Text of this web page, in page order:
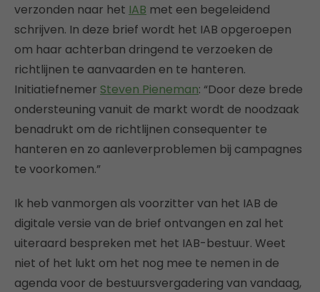
verzonden naar het IAB met een begeleidend
schrijven. In deze brief wordt het IAB opgeroepen
om haar achterban dringend te verzoeken de
richtlijnen te aanvaarden en te hanteren.
Initiatiefnemer Steven Pieneman: “Door deze brede
ondersteuning vanuit de markt wordt de noodzaak
benadrukt om de richtlijnen consequenter te
hanteren en zo aanleverproblemen bij campagnes
te voorkomen.”
Ik heb vanmorgen als voorzitter van het IAB de
digitale versie van de brief ontvangen en zal het
uiteraard bespreken met het IAB-bestuur. Weet
niet of het lukt om het nog mee te nemen in de
agenda voor de bestuursvergadering van vandaag,